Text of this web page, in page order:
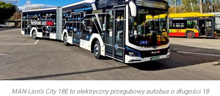
MAN Lion’s City 18E to elektryczny przegubowy autobus o długości 18